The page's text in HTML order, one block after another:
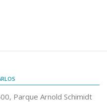
Parque Arnold Schimidt